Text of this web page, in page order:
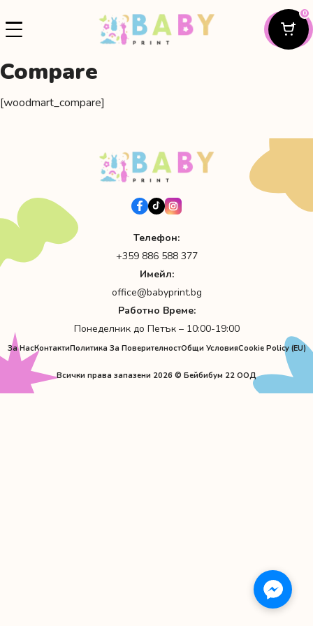
0
Compare
[woodmart_compare]
Телефон:
+359 886 588 377
Имейл:
office@babyprint.bg
Работно Време:
Понеделник до Петък – 10:00-19:00
За НасКонтактиПолитика За ПоверителностОбщи УсловияCookie Policy (EU)
Всички права запазени 2026 © Бейбибум 22 ООД